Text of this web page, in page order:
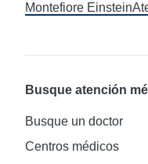
Montefiore Einstein
Busque atención
Busque un doctor
Centros médicos